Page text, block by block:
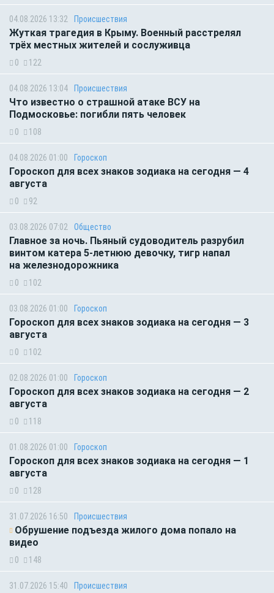
04.08.2026 13:32 Происшествия
Жуткая трагедия в Крыму. Военный расстрелял
трёх местных жителей и сослуживца
0 122
04.08.2026 13:04 Происшествия
Что известно о страшной атаке ВСУ на
Подмосковье: погибли пять человек
0 108
04.08.2026 01:00 Гороскоп
Гороскоп для всех знаков зодиака на сегодня — 4
августа
0 92
03.08.2026 07:02 Общество
Главное за ночь. Пьяный судоводитель разрубил
винтом катера 5-летнюю девочку, тигр напал
на железнодорожника
0 102
03.08.2026 01:00 Гороскоп
Гороскоп для всех знаков зодиака на сегодня — 3
августа
0 102
02.08.2026 01:00 Гороскоп
Гороскоп для всех знаков зодиака на сегодня — 2
августа
0 118
01.08.2026 01:00 Гороскоп
Гороскоп для всех знаков зодиака на сегодня — 1
августа
0 128
31.07.2026 16:50 Происшествия
Обрушение подъезда жилого дома попало на
видео
0 148
31.07.2026 15:40 Происшествия